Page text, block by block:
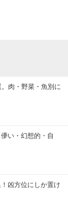
肉・野菜・魚別に
い・幻想的・自
凶方位にしか置け